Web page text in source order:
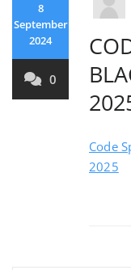
8
September
2024
0
Code
2025